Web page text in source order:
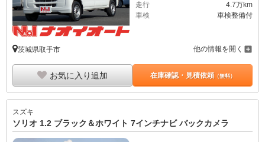
走行
4.7万km
車検
車検整備付
茨城県取手市 他の情報を開く
お気に入り追加 在庫確認・見積依頼（無料）
スズキ
ソリオ 1.2 ブラック＆ホワイト 7インチナビ バックカメラ